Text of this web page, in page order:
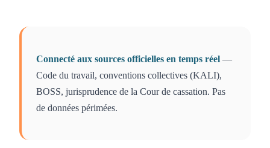
Connecté aux sources officielles en temps réel —
Code du travail, conventions collectives (KALI),
BOSS, jurisprudence de la Cour de cassation. Pas
de données périmées.